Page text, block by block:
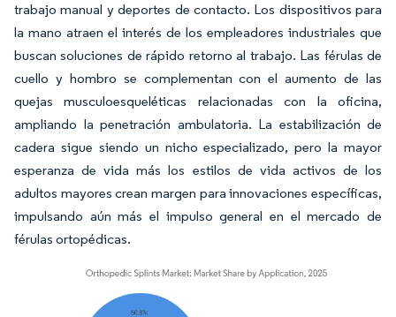
trabajo manual y deportes de contacto. Los dispositivos para
la mano atraen el interés de los empleadores industriales que
buscan soluciones de rápido retorno al trabajo. Las férulas de
cuello y hombro se complementan con el aumento de las
quejas musculoesqueléticas relacionadas con la oficina,
ampliando la penetración ambulatoria. La estabilización de
cadera sigue siendo un nicho especializado, pero la mayor
esperanza de vida más los estilos de vida activos de los
adultos mayores crean margen para innovaciones específicas,
impulsando aún más el impulso general en el mercado de
férulas ortopédicas.